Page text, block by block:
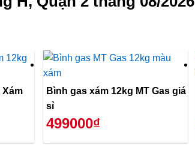
Xám
Bình gas xám 12kg MT Gas giá
sỉ
499000₫